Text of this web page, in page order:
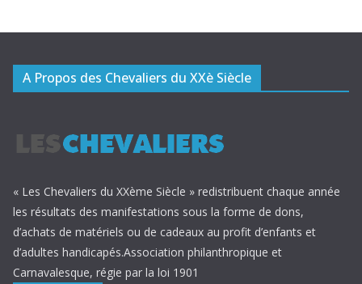
A Propos des Chevaliers du XXè Siècle
« Les Chevaliers du XXème Siècle » redistribuent chaque année
les résultats des manifestations sous la forme de dons,
d’achats de matériels ou de cadeaux au profit d’enfants et
d’adultes handicapés.Association philanthropique et
Carnavalesque, régie par la loi 1901